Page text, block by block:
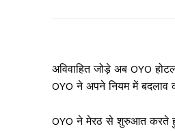
अविवाहित जोड़े अब OYO
OYO ने अपने नियम में बदलाव
OYO ने मेरठ से शुरुआत करते